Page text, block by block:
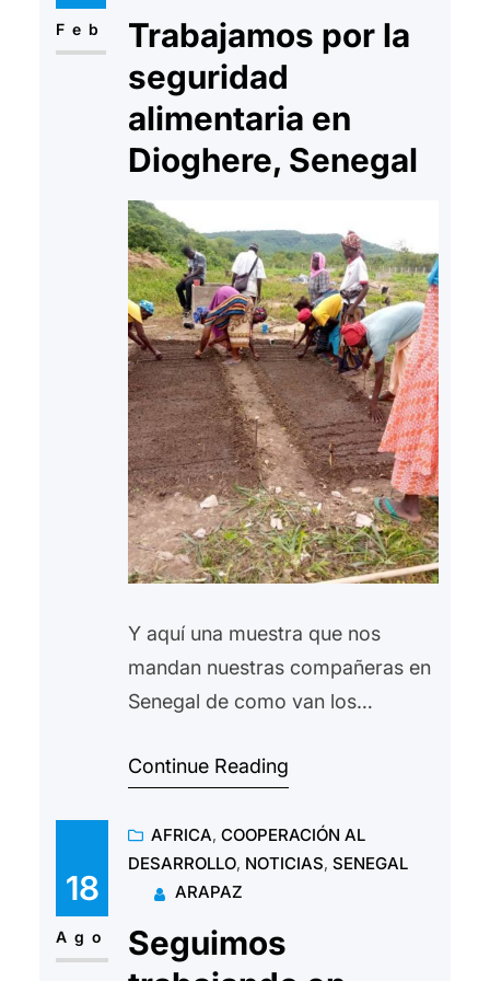
Enviar el Currículum Vitae a:
arapaz@arapaz.org Indicar en el
Asunto: “Oferta de empleo.
Senegal” Fecha límite…
Feb
Trabajamos por la
seguridad
alimentaria en
Dioghere, Senegal
Y aquí una muestra que nos
mandan nuestras compañeras en
Senegal de como van los
Implementamos sistemas de
duraderos, destinado tanto al
auto consumo como a la
comercialización. Con las
personas del comunidad,
comenzamos con la construcción
Continue Reading
18
Ago
AFRICA, COOPERACIÓN AL
DESARROLLO, NOTICIAS, SENEGAL
ARAPAZ
Seguimos